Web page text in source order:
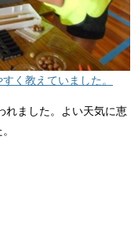
く教えていました。
れました。よい天気に恵